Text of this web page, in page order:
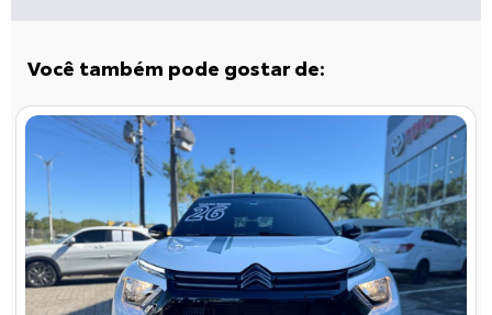
Você também pode gostar de: